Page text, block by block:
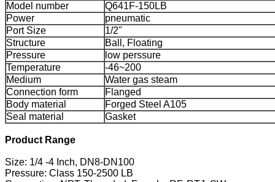
Model number
Q641F-150LB
Power
pneumatic
Port Size
1/2"
Structure
Ball, Floating
Pressure
low perssure
Temperature
-46~200
Medium
Water gas steam
Connection form
Flanged
Body material
Forged Steel A105
Seal material
Gasket
Product Range
Size: 1/4 -4 Inch, DN8-DN100
Pressure: Class 150-2500 LB